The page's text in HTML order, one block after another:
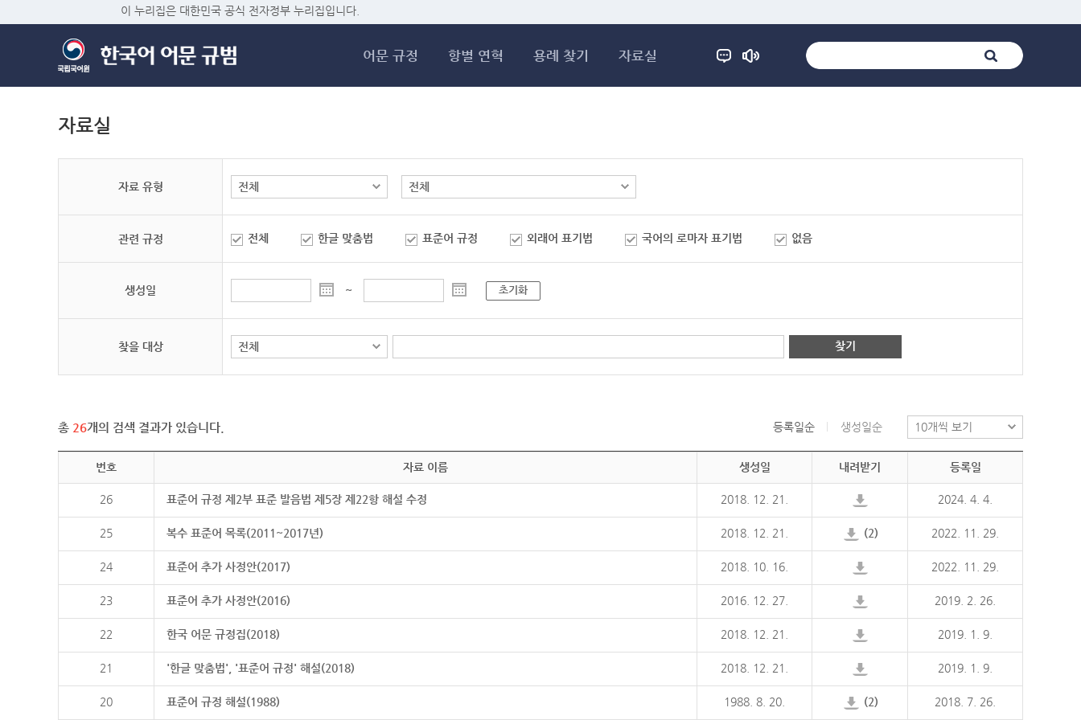
이 누리집은 대한민국 공식 전자정부 누리집입니다.
어문 규정 항별 연혁 용례 찾기 자료실
자료실
자료 유형
관련 규정 전체 한글 맞춤법 표준어 규정 외래어 표기법 국어의 로마자 표기법 없음
생성일 ~ 초기화
찾을 대상 찾기
총 26개의 검색 결과가 있습니다. 등록일순 생성일순
번호 자료 이름 생성일 내려받기 등록일
26 표준어 규정 제2부 표준 발음법 제5장 제22항 해설 수정 2018. 12. 21. 2024. 4. 4.
25 복수 표준어 목록(2011~2017년) 2018. 12. 21. (2) 2022. 11. 29.
24 표준어 추가 사정안(2017) 2018. 10. 16. 2022. 11. 29.
23 표준어 추가 사정안(2016) 2016. 12. 27. 2019. 2. 26.
22 한국 어문 규정집(2018) 2018. 12. 21. 2019. 1. 9.
21 '한글 맞춤법', '표준어 규정' 해설(2018) 2018. 12. 21. 2019. 1. 9.
20 표준어 규정 해설(1988) 1988. 8. 20. (2) 2018. 7. 26.